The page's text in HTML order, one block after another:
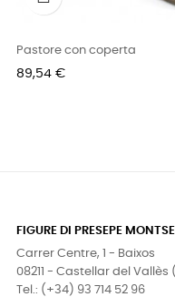
Pastore con coperta
Prezzo
89,54 €
FIGURE DI PRESEPE
Carrer Centre, 1 - Baixos
08211 - Castellar del
Tel.: (+34) 93 714 52 96